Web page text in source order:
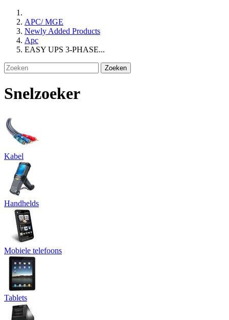
APC/ MGE
Newly Added Products
Apc
EASY UPS 3-PHASE...
Zoeken
Snelzoeker
Kabel
Handhelds
Mobiele telefoons
Tablets